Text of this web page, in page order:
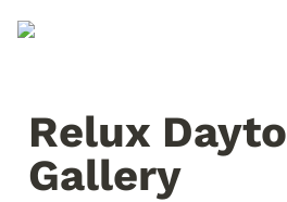
Relux
Gallery